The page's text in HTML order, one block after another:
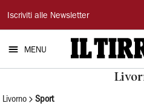
Il
Tirreno
Iscriviti alle Newsletter
MENU
Livorno Sport